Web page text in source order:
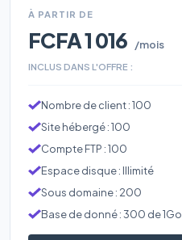
À PARTIR DE
FCFA 1 016 /mois
INCLUS DANS L'OFFRE :
Nombre de client : 100
Site hébergé : 100
Compte FTP : 100
Espace disque : Illimité
Sous domaine : 200
Base de donné : 300 de 1Go